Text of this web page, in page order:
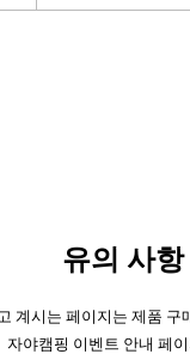
유의 사항
계시는 페이지는 제품 구
자야캠핑 이벤트 안내 페